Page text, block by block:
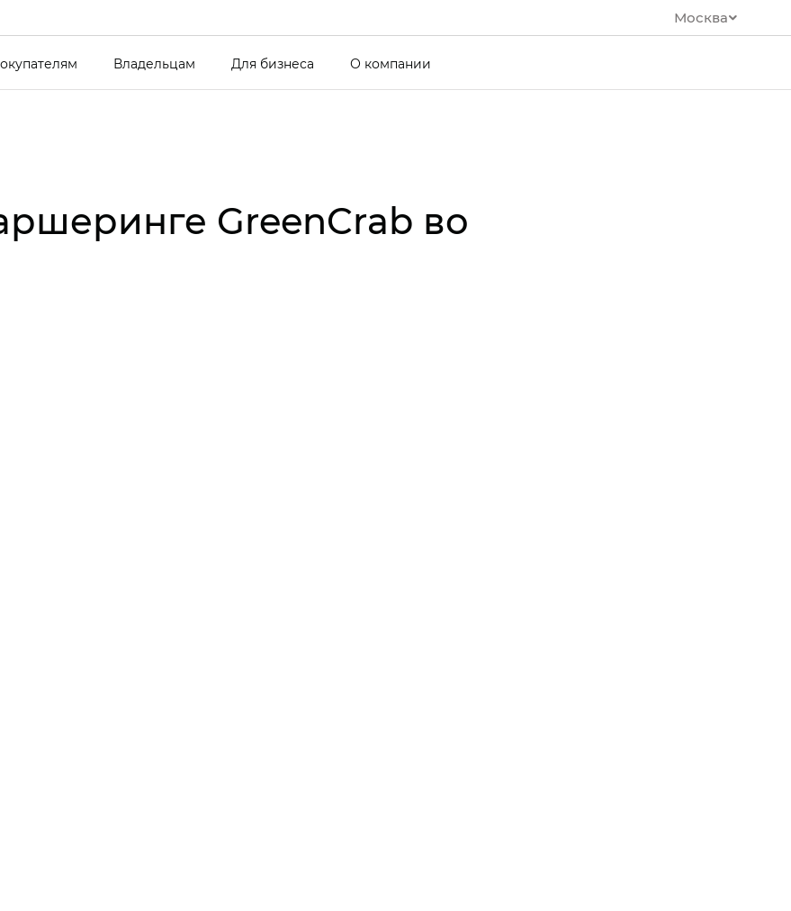
Москва
Владельцам Для бизнеса О компании
GreenCrab во